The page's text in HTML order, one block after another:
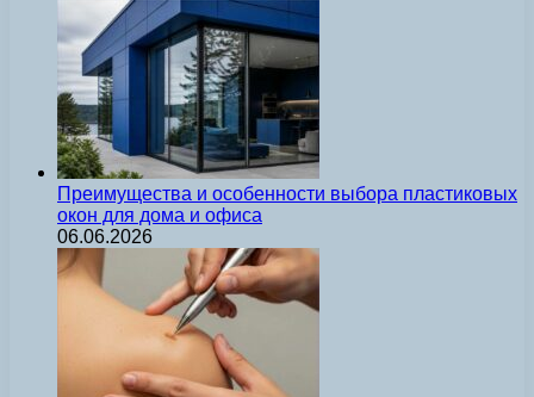
Преимущества и особенности выбора пластиковых
окон для дома и офиса
06.06.2026